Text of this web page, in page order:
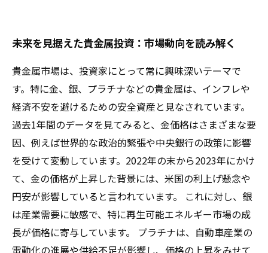
未来を見据えた貴金属投資：市場動向を読み解く
貴金属市場は、投資家にとって常に興味深いテーマで
す。特に金、銀、プラチナなどの貴金属は、インフレや
経済不安を避けるための安全資産と見なされています。
過去1年間のデータを見てみると、金価格はさまざまな要
因、例えば世界的な政治的緊張や中央銀行の政策に影響
を受けて変動しています。2022年の末から2023年にかけ
て、金の価格が上昇した背景には、米国の利上げ懸念や
円安が影響していると言われています。 これに対し、銀
は産業需要に敏感で、特に再生可能エネルギー市場の成
長が価格に寄与しています。 プラチナは、自動車産業の
電動化の進展や供給不足が影響し、価格の上昇をみせて